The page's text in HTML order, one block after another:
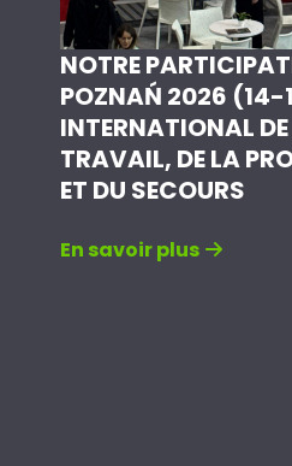
NOTRE
POZNAŃ 2026 (14-
INTERNATIONAL
TRAVAIL, DE LA
ET DU SECOURS
En savoir plus